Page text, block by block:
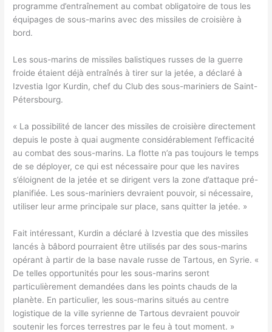
programme d’entraînement au combat obligatoire de tous les
équipages de sous-marins avec des missiles de croisière à
bord.
Les sous-marins de missiles balistiques russes de la guerre
froide étaient déjà entraînés à tirer sur la jetée, a déclaré à
Izvestia Igor Kurdin, chef du Club des sous-mariniers de Saint-
Pétersbourg.
« La possibilité de lancer des missiles de croisière directement
depuis le poste à quai augmente considérablement l’efficacité
au combat des sous-marins. La flotte n’a pas toujours le temps
de se déployer, ce qui est nécessaire pour que les navires
s’éloignent de la jetée et se dirigent vers la zone d’attaque pré-
planifiée. Les sous-mariniers devraient pouvoir, si nécessaire,
utiliser leur arme principale sur place, sans quitter la jetée. »
Fait intéressant, Kurdin a déclaré à Izvestia que des missiles
lancés à bâbord pourraient être utilisés par des sous-marins
opérant à partir de la base navale russe de Tartous, en Syrie. «
De telles opportunités pour les sous-marins seront
particulièrement demandées dans les points chauds de la
planète. En particulier, les sous-marins situés au centre
logistique de la ville syrienne de Tartous devraient pouvoir
soutenir les forces terrestres par le feu à tout moment. »